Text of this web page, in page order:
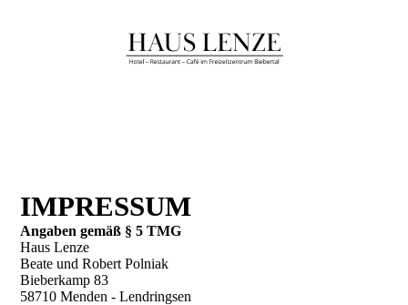
IMPRESSUM
Angaben gemäß § 5 TMG
Haus Lenze
Beate und Robert Polniak
Bieberkamp 83
58710 Menden - Lendringsen